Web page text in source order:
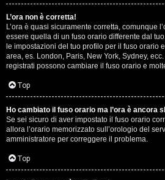
L’ora non è corretta!
L’ora è quasi sicuramente corretta, comunque
essere quella di un fuso orario differente dal
le impostazioni del tuo profilo per il fuso orario
area, es. London, Paris, New York, Sydney,
registrati possono cambiare il fuso orario e
Top
Ho cambiato il fuso orario ma l’ora è ancora
Se sei sicuro di aver impostato il fuso orario
allora l’orario memorizzato sull’orologio del
amministratore per correggere il problema.
Top
g
i
t
a
l
S
t
o